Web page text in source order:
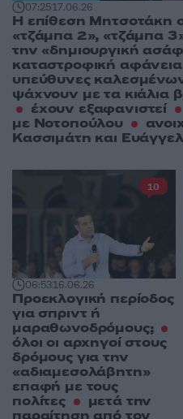
07:2517.06.26
Η επίθεση Μητσοτάκη
«τζάμπα 2», «τζάμπα
την «δημιουργική
καταστροφική
υπεύθυνες
ψάχνουν με τα κιάλια
έχουν εξαφανιστεί
με Νοτοπούλου
Κασσιμάτη και
06:5316.06.26
Προεκλογική περίοδος
για σπριντ ή
μαραθωνοδρόμους;
όλοι οι αρχηγοί στους
δρόμους για την
«αδιαμεσολάβητη»
επαφή με τους
πολίτες
μετά την
10